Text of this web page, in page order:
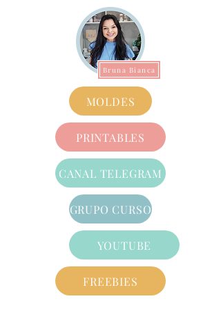
Bruna Bianca
MOLDES
PRINTABLES
CANAL TELEGRAM
GRUPO CURSO
YOUTUBE
FREEBIES